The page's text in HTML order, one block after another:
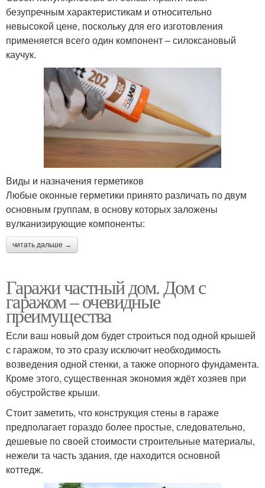
безупречным характеристикам и относительно
невысокой цене, поскольку для его изготовления
применяется всего один компонент – силоксановый
каучук.
Виды и назначения герметиков
Любые оконные герметики принято различать по двум
основным группам, в основу которых заложены
вулканизирующие компоненты:
читать дальше →
Гаражи частный дом. Дом с
гаражом – очевидные
преимущества
Если ваш новый дом будет строиться под одной крышей
с гаражом, то это сразу исключит необходимость
возведения одной стенки, а также опорного фундамента.
Кроме этого, существенная экономия ждёт хозяев при
обустройстве крыши.
Стоит заметить, что конструкция стены в гараже
предполагает гораздо более простые, следовательно,
дешевые по своей стоимости строительные материалы,
нежели та часть здания, где находится основной
коттедж.